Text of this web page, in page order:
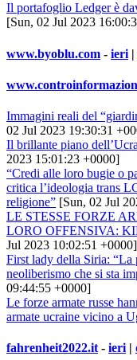
Il portafoglio Ledger è
[Sun, 02 Jul 2023
www.byoblu.com - ieri |
Immagini reali del
02 Jul 2023 19:30:31
Il brillante piano
2023 15:01:23 +0000]
“Credi alle loro bugie o
critica l’ideologia trans
religione” [Sun, 02 Jul
LE STESSE FORZE
LORO OFFENSIVA:
Jul 2023 10:02:51 +0000]
First lady della Siria: “La
neoliberismo che si sta
09:44:55 +0000]
Le forze armate russe
armate ucraine vicino a
fahrenheit2022.it- ieri|